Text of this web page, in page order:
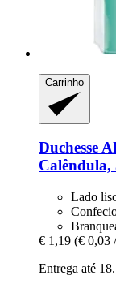
Carrinho
Duchesse
Calêndula,
Lado
€ 1,19 (€ 0,03
Entrega até